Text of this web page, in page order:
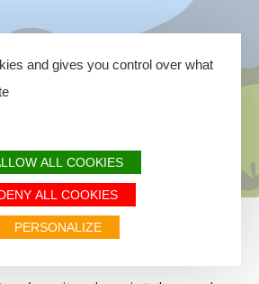
and gives you control over what
ALL COOKIES
ALL COOKIES
PERSONALIZE